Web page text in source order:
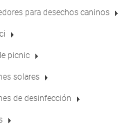
para aves Farolas
lituano
para desechos caninos
picnic
solares
de desinfección